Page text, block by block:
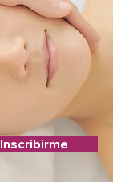
Inscribirme